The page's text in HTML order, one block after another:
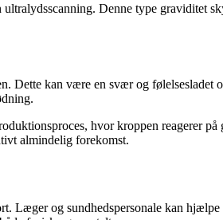
Denne type graviditet
Dette kan være en svær og
hvor kroppen reagerer
almindelig forekomst.
og sundhedspersonale kan